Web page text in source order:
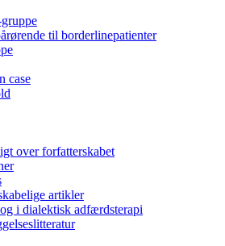
til borderlinepatienter
case
over forfatterskabet
artikler
i dialektisk adfærdsterapi